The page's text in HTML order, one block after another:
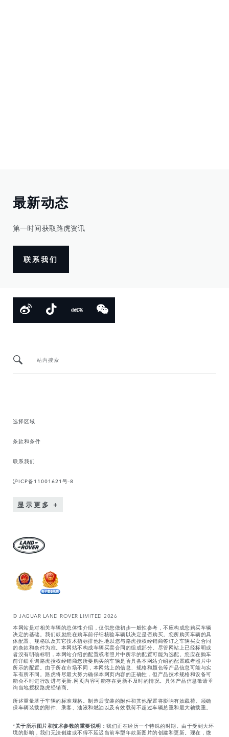
最新动态
第一时间获取路虎资讯
联系我们
站内搜索
选择区域
条款和条件
联系我们
沪ICP备11001621号-8
显示更多
© JAGUAR LAND ROVER LIMITED 2026
本网站是对相关车辆的总体性介绍，仅供您做初步一般性参考，不应构成您购买车辆
决定的基础。我们鼓励您在购车前仔细核验车辆以决定是否购买。您所购买车辆的具
体配置、规格以及其它技术指标排他性地以您与路虎授权经销商签订之车辆买卖合同
的条款和条件为准。本网站不构成车辆买卖合同的组成部分。尽管网站上已经标明或
者没有明确标明，本网站介绍的配置或者照片中所示的配置可能为选配。您应在购车
前详细垂询路虎授权经销商您所要购买的车辆是否具备本网站介绍的配置或者照片中
所示的配置。由于所在市场不同，本网站上的信息、规格和颜色等产品信息可能与实
车有所不同。路虎将尽最大努力确保本网页内容的正确性，但产品技术规格和设备可
能会不时进行改进与更新,网页内容可能存在更新不及时的情况。具体产品信息敬请垂
询当地授权路虎经销商。
所述重量基于车辆的标准规格。制造后安装的附件和其他配置将影响有效载荷。须确
保车辆装载的附件、乘客、油液和燃油以及有效载荷不超过车辆总重和最大轴载重。
*关于所示图片和技术参数的重要说明： 我们正在经历一个特殊的时期。由于受到大环
境的影响，我们无法创建或不得不延迟当前车型年款新图片的创建和更新。现在，微